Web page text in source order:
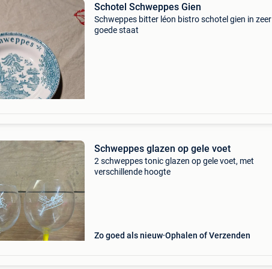
Schotel Schweppes Gien
Schweppes bitter léon bistro schotel gien in zeer
goede staat
Schweppes glazen op gele voet
2 schweppes tonic glazen op gele voet, met
verschillende hoogte
Zo goed als nieuw Ophalen of Verzenden